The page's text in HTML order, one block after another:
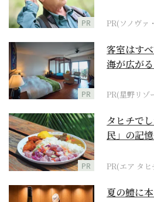
PR PR(ソノヴァ
PR
客室はす
海が広が
PR(星野リゾ
PR
タヒチで
民」の記
PR(エア タ
夏の鱧に